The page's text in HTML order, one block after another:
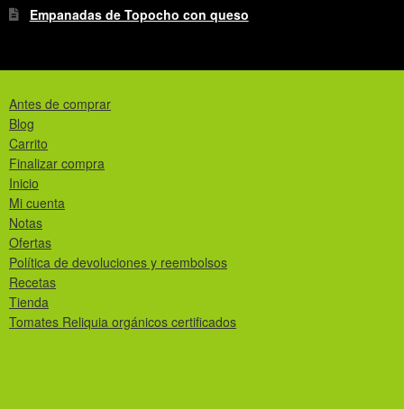
Empanadas de Topocho con queso
Antes de comprar
Blog
Carrito
Finalizar compra
Inicio
Mi cuenta
Notas
Ofertas
Política de devoluciones y reembolsos
Recetas
Tienda
Tomates Reliquia orgánicos certificados